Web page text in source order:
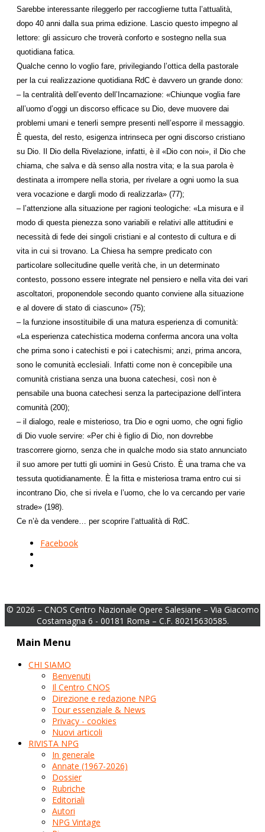
Sarebbe interessante rileggerlo per raccoglierne tutta l’attualità,
dopo 40 anni dalla sua prima edizione. Lascio questo impegno al
lettore: gli assicuro che troverà conforto e sostegno nella sua
quotidiana fatica.
Qualche cenno lo voglio fare, privilegiando l’ottica della pastorale
per la cui realizzazione quotidiana RdC è davvero un grande dono:
– la centralità dell’evento dell’Incarnazione: «Chiunque voglia fare
all’uomo d’oggi un discorso efficace su Dio, deve muovere dai
problemi umani e tenerli sempre presenti nell’esporre il messaggio.
È questa, del resto, esigenza intrinseca per ogni discorso cristiano
su Dio. Il Dio della Rivelazione, infatti, è il «Dio con noi», il Dio che
chiama, che salva e dà senso alla nostra vita; e la sua parola è
destinata a irrompere nella storia, per rivelare a ogni uomo la sua
vera vocazione e dargli modo di realizzarla» (77);
– l’attenzione alla situazione per ragioni teologiche: «La misura e il
modo di questa pienezza sono variabili e relativi alle attitudini e
necessità di fede dei singoli cristiani e al contesto di cultura e di
vita in cui si trovano. La Chiesa ha sempre predicato con
particolare sollecitudine quelle verità che, in un determinato
contesto, possono essere integrate nel pensiero e nella vita dei vari
ascoltatori, proponendole secondo quanto conviene alla situazione
e al dovere di stato di ciascuno» (75);
– la funzione insostituibile di una matura esperienza di comunità:
«La esperienza catechistica moderna conferma ancora una volta
che prima sono i catechisti e poi i catechismi; anzi, prima ancora,
sono le comunità ecclesiali. Infatti come non è concepibile una
comunità cristiana senza una buona catechesi, così non è
pensabile una buona catechesi senza la partecipazione dell’intera
comunità (200);
– il dialogo, reale e misterioso, tra Dio e ogni uomo, che ogni figlio
di Dio vuole servire: «Per chi è figlio di Dio, non dovrebbe
trascorrere giorno, senza che in qualche modo sia stato annunciato
il suo amore per tutti gli uomini in Gesù Cristo. È una trama che va
tessuta quotidianamente. È la fitta e misteriosa trama entro cui si
incontrano Dio, che si rivela e l’uomo, che lo va cercando per varie
strade» (198).
Ce n’è da vendere… per scoprire l’attualità di RdC.
Facebook
© 2026 – CNOS Centro Nazionale Opere Salesiane – Via Giacomo
Costamagna 6 - 00181 Roma – C.F. 80215630585.
Main Menu
CHI SIAMO
Benvenuti
Il Centro CNOS
Direzione e redazione NPG
Tour essenziale & News
Privacy - cookies
Nuovi articoli
RIVISTA NPG
In generale
Annate (1967-2026)
Dossier
Rubriche
Editoriali
Autori
NPG Vintage